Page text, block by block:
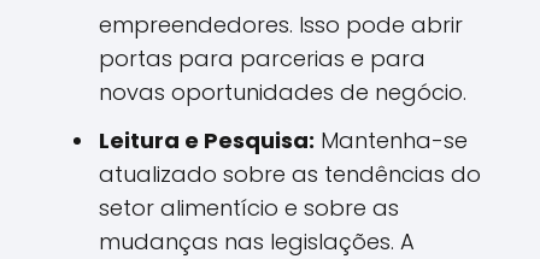
empreendedores. Isso pode abrir
portas para parcerias e para
novas oportunidades de negócio.
Leitura e Pesquisa: Mantenha-se
atualizado sobre as tendências do
setor alimentício e sobre as
mudanças nas legislações. A